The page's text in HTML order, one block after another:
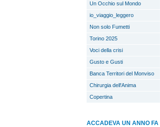
Un Occhio sul Mondo
io_viaggio_leggero
Non solo Fumetti
Torino 2025
Voci della crisi
Gusto e Gusti
Banca Territori del Monviso
Chirurgia dell'Anima
Copertina
ACCADEVA UN ANNO FA